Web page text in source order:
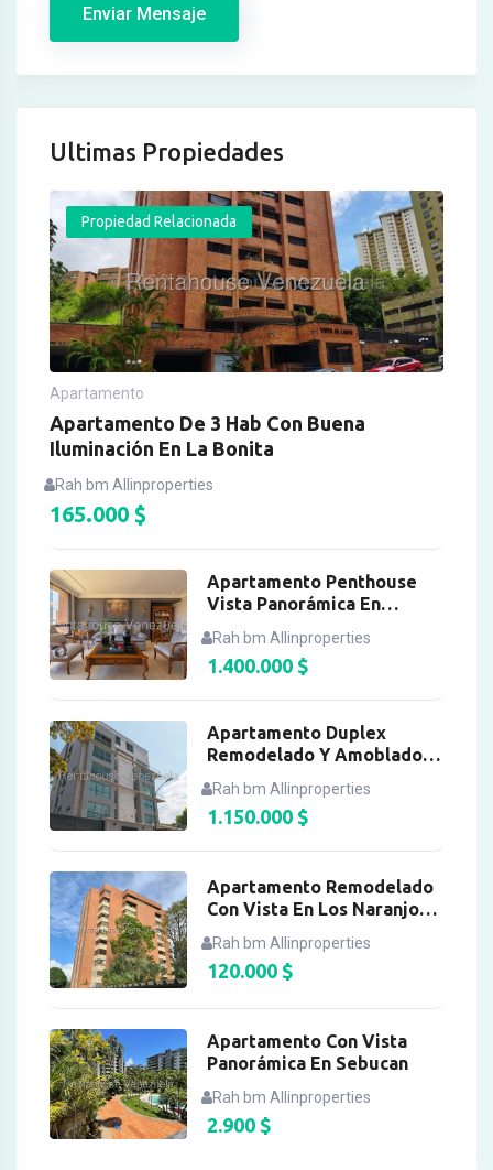
Enviar Mensaje
Ultimas Propiedades
Propiedad Relacionada
Apartamento
Apartamento De 3 Hab Con Buena
Iluminación En La Bonita
Rah bm Allinproperties
165.000 $
Apartamento Penthouse
Vista Panorámica En
Rah bm Allinproperties
1.400.000$
Apartamento Duplex
Remodelado Y Amoblado
Rah bm Allinproperties
1.150.000$
Apartamento Remodelado
Con Vista En Los Naranjos
Rah bm Allinproperties
120.000$
Apartamento Con Vista
Panorámica En Sebucan
Rah bm Allinproperties
2.900$